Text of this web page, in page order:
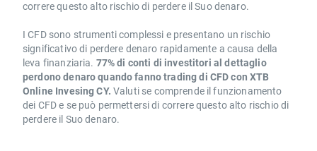
correre questo alto rischio di perdere il Suo denaro.
I CFD sono strumenti complessi e presentano un rischio
significativo di perdere denaro rapidamente a causa della
leva finanziaria. 77% di conti di investitori al dettaglio
perdono denaro quando fanno trading di CFD con XTB
Online Invesing CY. Valuti se comprende il funzionamento
dei CFD e se può permettersi di correre questo alto rischio di
perdere il Suo denaro.